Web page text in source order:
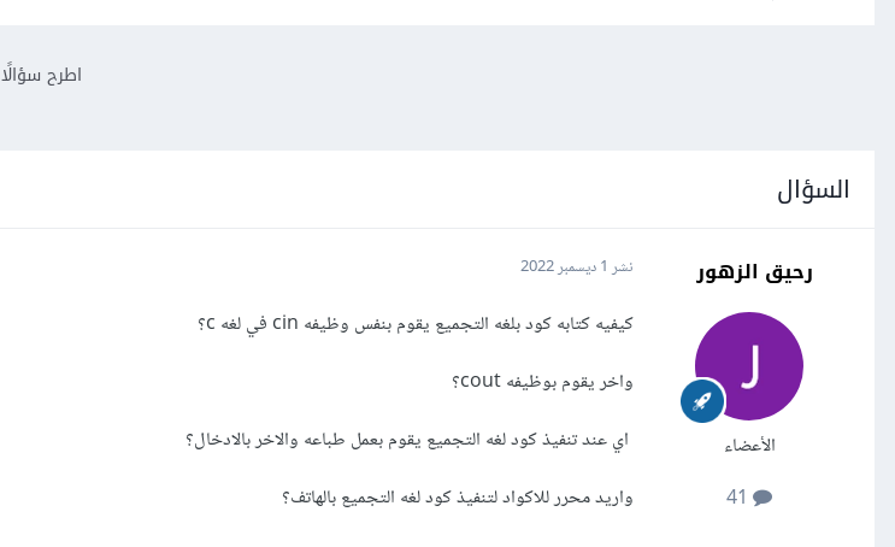
اطرح سؤالًا
السؤال
رحيق الزهور
الأعضاء
نشر 1 ديسمبر 2022
كيفيه كتابه كود بلغه التجميع يقوم بنفس وظيفه cin في لغه c؟
واخر يقوم بوظيفه cout؟
اي عند تنفيذ كود لغه التجميع يقوم بعمل طباعه والاخر بالادخال؟
واريد محرر للاكواد لتنفيذ كود لغه التجميع بالهاتف؟